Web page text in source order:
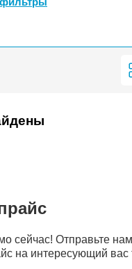
сейчас! Отправьте
на интересующий вас